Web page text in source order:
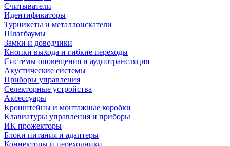
Считыватели
Идентификаторы
Турникеты и металлоискатели
Шлагбаумы
Замки и доводчики
Кнопки выхода и гибкие переходы
Системы оповещения и аудиотрансляция
Акустические системы
Приборы управления
Селекторные устройства
Аксессуары
Кронштейны и монтажные коробки
Клавиатуры управления и приборы
ИК прожекторы
Блоки питания и адаптеры